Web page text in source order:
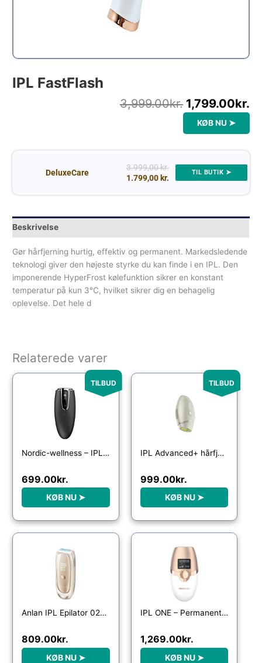
IPL FastFlash
3,999.00kr. 1,799.00kr.
KØB NU ➤
DeluxeCare
3.999,00 kr.
1.799,00 kr.
TIL BUTIK ➤
Beskrivelse
Gør hårfjerning hurtig, effektiv og permanent. Markedsledende
teknologi giver den højeste styrke du kan finde i en IPL. Den
imponerende HyperFrost kølefunktion sikrer en konstant
temperatur på kun 3°C, hvilket sikrer dig en behagelig
oplevelse. Det hele d
Relaterede varer
TILBUD
Nordic-wellness – IPL laser hårfjerner (Sort)
Den oprindelige pris var: 1,999.00kr..
699.00kr.
Den aktuelle pris er: 699.00kr..
KØB NU ➤
TILBUD
IPL Advanced+ hårfjerner – med HPLE teknologi og hele 17 J/cm² effekt – bedst i test
Den oprindelige pris var:
999.00kr.
Den aktuelle
KØB NU ➤
Anlan IPL Epilator 02-ATMY52-0RE
809.00kr.
KØB NU ➤
IPL ONE – Permanent Hårfjerner
1,269.00kr.
KØB NU ➤